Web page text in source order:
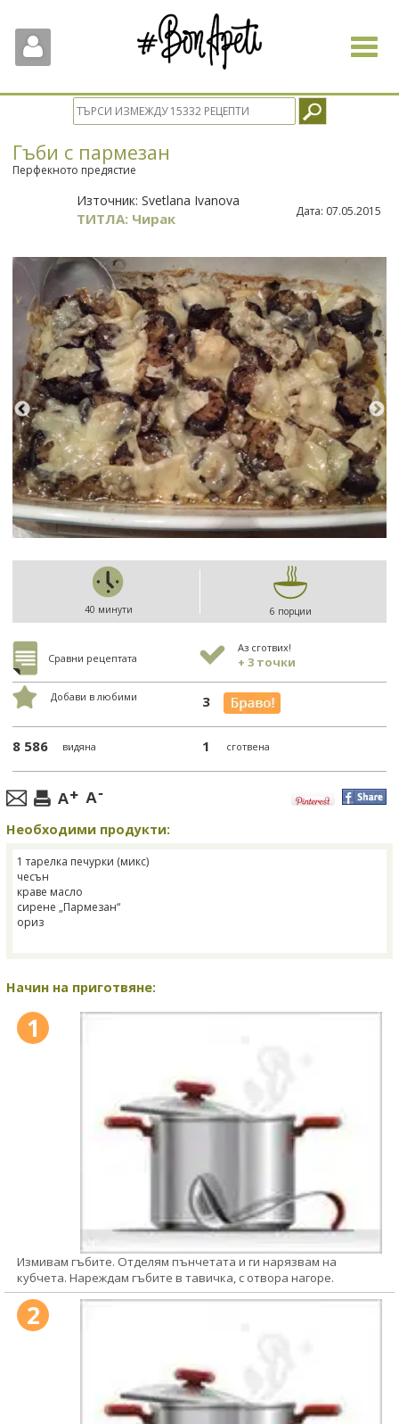
Toggle
Гъби с пармезан
Перфекното предястие
Източник: Svetlana Ivanova
ТИТЛА: Чирак Дата: 07.05.2015
40 минути 6 порции
Сравни рецептата
Аз сготвих!
+ 3 точки
Добави в любими 3
8 586 видяна 1 сготвена
Необходими продукти:
1 тарелка печурки (микс)
чесън
краве масло
сирене „Пармезан“
ориз
Начин на приготвяне:
1
Измивам гъбите. Отделям пънчетата и ги нарязвам на
кубчета. Нареждам гъбите в тавичка, с отвора нагоре.
2